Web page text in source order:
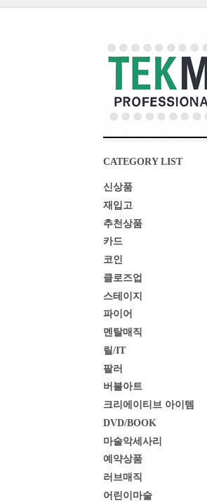
CATEGORY LIST
신상품
재입고
추천상품
카드
코인
클로즈업
스테이지
파이어
멘탈매직
릴/IT
팔러
버블아트
크리에이티브 아이템
DVD/BOOK
마술악세사리
예약상품
러브매직
어린이마술